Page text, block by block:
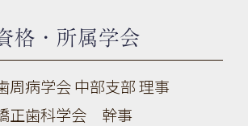
格・所属学会
周病学会 中部支部 理事
正歯科学会 幹事